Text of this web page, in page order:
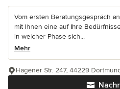
Vom ersten Beratungsgespräch
mit Ihnen eine auf Ihre
in welcher Phase sich...
Mehr
Hagener Str. 247, 44229